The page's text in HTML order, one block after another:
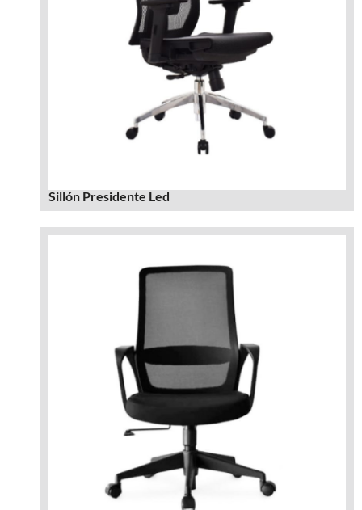
Sillón Presidente Led